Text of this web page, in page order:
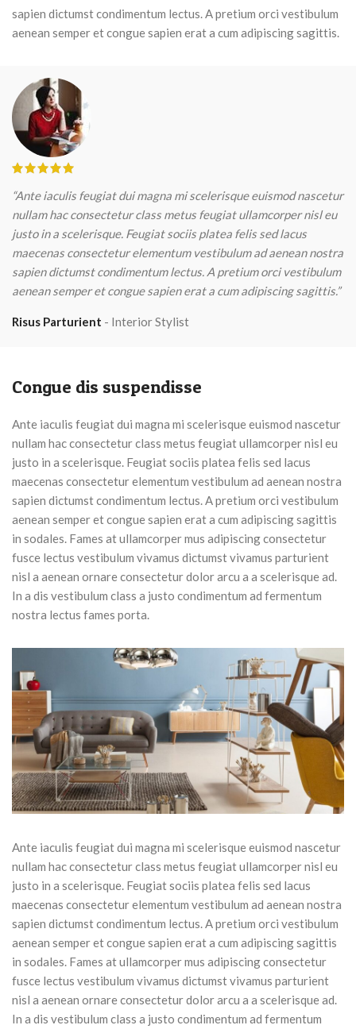
sapien dictumst condimentum lectus. A pretium orci vestibulum
aenean semper et congue sapien erat a cum adipiscing sagittis.
“Ante iaculis feugiat dui magna mi scelerisque euismod nascetur
nullam hac consectetur class metus feugiat ullamcorper nisl eu
justo in a scelerisque. Feugiat sociis platea felis sed lacus
maecenas consectetur elementum vestibulum ad aenean nostra
sapien dictumst condimentum lectus. A pretium orci vestibulum
aenean semper et congue sapien erat a cum adipiscing sagittis.”
Risus Parturient Interior Stylist
Congue dis suspendisse
Ante iaculis feugiat dui magna mi scelerisque euismod nascetur
nullam hac consectetur class metus feugiat ullamcorper nisl eu
justo in a scelerisque. Feugiat sociis platea felis sed lacus
maecenas consectetur elementum vestibulum ad aenean nostra
sapien dictumst condimentum lectus. A pretium orci vestibulum
aenean semper et congue sapien erat a cum adipiscing sagittis
in sodales. Fames at ullamcorper mus adipiscing consectetur
fusce lectus vestibulum vivamus dictumst vivamus parturient
nisl a aenean ornare consectetur dolor arcu a a scelerisque ad.
In a dis vestibulum class a justo condimentum ad fermentum
nostra lectus fames porta.
Ante iaculis feugiat dui magna mi scelerisque euismod nascetur
nullam hac consectetur class metus feugiat ullamcorper nisl eu
justo in a scelerisque. Feugiat sociis platea felis sed lacus
maecenas consectetur elementum vestibulum ad aenean nostra
sapien dictumst condimentum lectus. A pretium orci vestibulum
aenean semper et congue sapien erat a cum adipiscing sagittis
in sodales. Fames at ullamcorper mus adipiscing consectetur
fusce lectus vestibulum vivamus dictumst vivamus parturient
nisl a aenean ornare consectetur dolor arcu a a scelerisque ad.
In a dis vestibulum class a justo condimentum ad fermentum